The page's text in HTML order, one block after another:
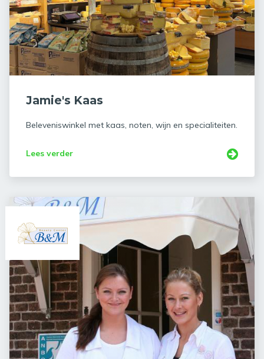
Jamie's Kaas
Beleveniswinkel met kaas, noten, wijn en specialiteiten.
Lees verder